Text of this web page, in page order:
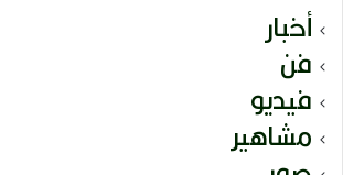
أخبار
فن
فيديو
مشاهير